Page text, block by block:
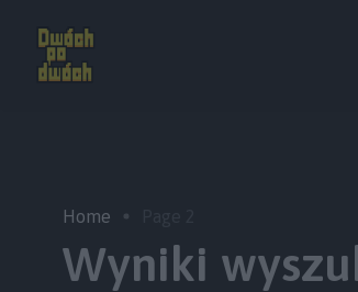
Home
Wyniki